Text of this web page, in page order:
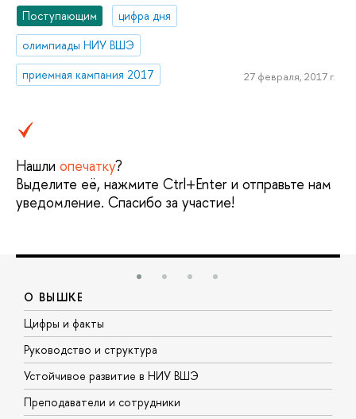
Поступающим
цифра дня
олимпиады НИУ ВШЭ
приемная кампания 2017
27 февраля, 2017 г.
Нашли опечатку?
Выделите её, нажмите Ctrl+Enter и отправьте нам
уведомление. Спасибо за участие!
О ВЫШКЕ
Цифры и факты
Руководство и структура
Устойчивое развитие в НИУ ВШЭ
Преподаватели и сотрудники